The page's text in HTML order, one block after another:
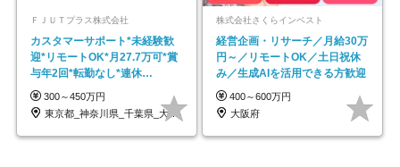
ＦＪＵＴプラス株式会社
カスタマーサポート*未経験歓
迎*リモートOK*月27.7万可*賞
与年2回*転勤なし*連休
OK/ZE010232
300～450万円
東京都_神奈川県_千葉県_大阪府_愛知県…
株式会社さくらインベスト
経営企画・リサーチ／月給30万
円～／リモートOK／土日祝休
み／生成AIを活用できる方歓迎
400～600万円
大阪府